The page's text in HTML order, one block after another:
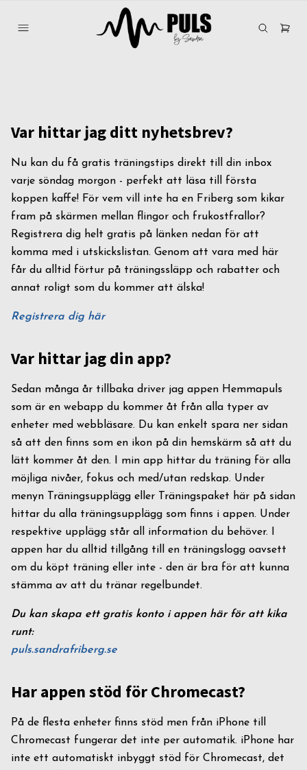
Var hittar jag ditt nyhetsbrev?
Nu kan du få gratis träningstips direkt till din inbox
varje söndag morgon - perfekt att läsa till första
koppen kaffe! För vem vill inte ha en Friberg som kikar
fram på skärmen mellan flingor och frukostfrallor?
Registrera dig helt gratis på länken nedan för att
komma med i utskickslistan. Genom att vara med här
får du alltid förtur på träningssläpp och rabatter och
annat roligt som du kommer att älska!
Registrera dig här
Var hittar jag din app?
Sedan många år tillbaka driver jag appen Hemmapuls
som är en webapp du kommer åt från alla typer av
enheter med webbläsare. Du kan enkelt spara ner sidan
så att den finns som en ikon på din hemskärm så att du
lätt kommer åt den. I min app hittar du träning för alla
möjliga nivåer, fokus och med/utan redskap. Under
menyn Träningsupplägg eller Träningspaket här på sidan
hittar du alla träningsupplägg som finns i appen. Under
respektive upplägg står all information du behöver. I
appen har du alltid tillgång till en träningslogg oavsett
om du köpt träning eller inte - den är bra för att kunna
stämma av att du tränar regelbundet.
Du kan skapa ett gratis konto i appen här för att kika
runt:
puls.sandrafriberg.se
Har appen stöd för Chromecast?
På de flesta enheter finns stöd men från iPhone till
Chromecast fungerar det inte per automatik. iPhone har
inte ett automatiskt inbyggt stöd för Chromecast, det